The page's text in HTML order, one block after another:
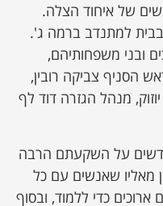
של איחוד הצלה.
למתנדב ברמה ג'.
ובני משפחותיהם,
הסניף צביקה רובין,
מנהל הגזרה דוד לף
על השקעתם הרבה
מאליו שאנשים עם כל
כדי ללמוד, ובסוף